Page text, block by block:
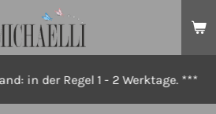
in der Regel 1 - 2 Werktage. ***